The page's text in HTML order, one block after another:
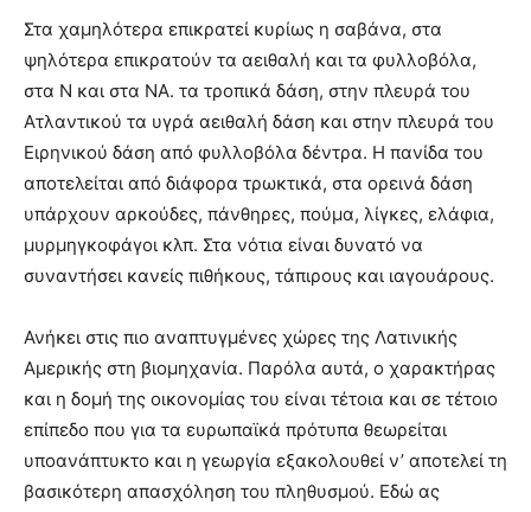
Στα χαμηλότερα επικρατεί κυρίως η σαβάνα, στα
ψηλότερα επικρατούν τα αειθαλή και τα φυλλοβόλα,
στα Ν και στα ΝΑ. τα τροπικά δάση, στην πλευρά του
Ατλαντικού τα υγρά αειθαλή δάση και στην πλευρά του
Ειρηνικού δάση από φυλλοβόλα δέντρα. Η πανίδα του
αποτελείται από διάφορα τρωκτικά, στα ορεινά δάση
υπάρχουν αρκούδες, πάνθηρες, πούμα, λίγκες, ελάφια,
μυρμηγκοφάγοι κλπ. Στα νότια είναι δυνατό να
συναντήσει κανείς πιθήκους, τάπιρους και ιαγουάρους.
Ανήκει στις πιο αναπτυγμένες χώρες της Λατινικής
Αμερικής στη βιομηχανία. Παρόλα αυτά, ο χαρακτήρας
και η δομή της οικονομίας του είναι τέτοια και σε τέτοιο
επίπεδο που για τα ευρωπαϊκά πρότυπα θεωρείται
υποανάπτυκτο και η γεωργία εξακολουθεί ν’ αποτελεί τη
βασικότερη απασχόληση του πληθυσμού. Εδώ ας